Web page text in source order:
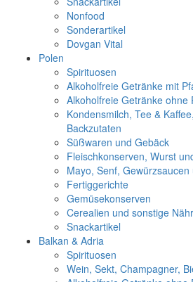
Nonfood
Sonderartikel
Dovgan Vital
Polen
Spirituosen
Alkoholfreie Getränke mit
Alkoholfreie Getränke ohne
Kondensmilch, Tee &
Backzutaten
Süßwaren und Gebäck
Fleischkonserven, Wurst
Mayo, Senf,
Fertiggerichte
Gemüsekonserven
Cerealien und sonstige
Snackartikel
Balkan & Adria
Spirituosen
Wein, Sekt, Champagner,